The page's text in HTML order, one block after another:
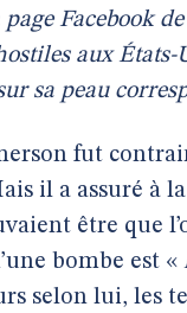
Facebook
aux États-
sa peau
fut
il a assuré à
être que
bombe est «
selon lui, les